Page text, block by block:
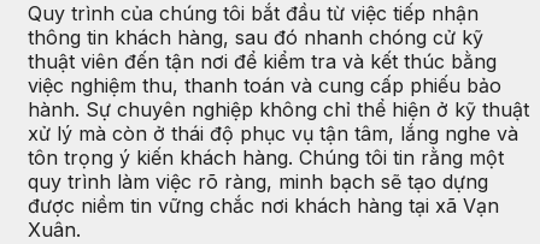
Quy trình của chúng tôi bắt đầu từ việc tiếp nhận
thông tin khách hàng, sau đó nhanh chóng cử kỹ
thuật viên đến tận nơi để kiểm tra và kết thúc bằng
việc nghiệm thu, thanh toán và cung cấp phiếu bảo
hành. Sự chuyên nghiệp không chỉ thể hiện ở kỹ thuật
xử lý mà còn ở thái độ phục vụ tận tâm, lắng nghe và
tôn trọng ý kiến khách hàng. Chúng tôi tin rằng một
quy trình làm việc rõ ràng, minh bạch sẽ tạo dựng
được niềm tin vững chắc nơi khách hàng tại xã Vạn
Xuân.